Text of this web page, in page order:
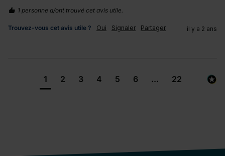
1 personne a/ont trouvé cet avis utile.
Trouvez-vous cet avis utile ? Oui Signaler Partager il y a 2 ans
1 2 3 4 5 6 ... 22